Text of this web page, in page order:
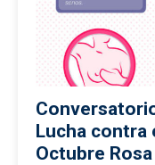
Lucha contra
Octubre Rosa